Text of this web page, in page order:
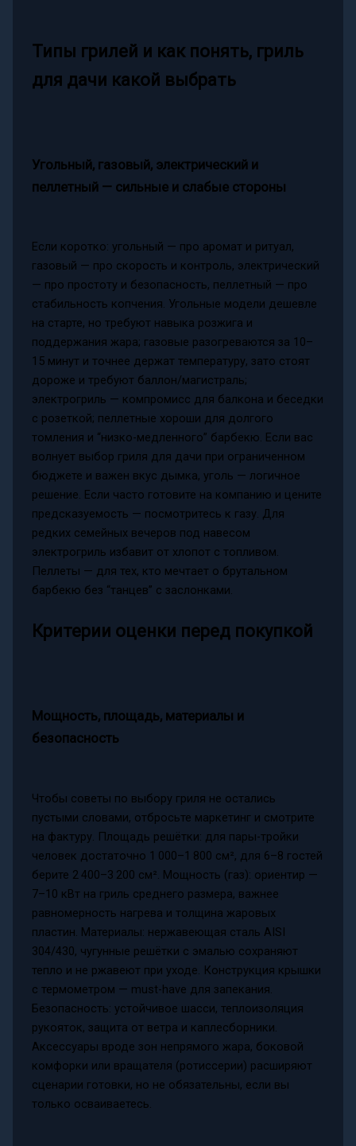
Типы грилей и как понять, гриль
для дачи какой выбрать
Угольный, газовый, электрический и
пеллетный — сильные и слабые стороны
Если коротко: угольный — про аромат и ритуал,
газовый — про скорость и контроль, электрический
— про простоту и безопасность, пеллетный — про
стабильность копчения. Угольные модели дешевле
на старте, но требуют навыка розжига и
поддержания жара; газовые разогреваются за 10–
15 минут и точнее держат температуру, зато стоят
дороже и требуют баллон/магистраль;
электрогриль — компромисс для балкона и беседки
с розеткой; пеллетные хороши для долгого
томления и “низко-медленного” барбекю. Если вас
волнует выбор гриля для дачи при ограниченном
бюджете и важен вкус дымка, уголь — логичное
решение. Если часто готовите на компанию и цените
предсказуемость — посмотритесь к газу. Для
редких семейных вечеров под навесом
электрогриль избавит от хлопот с топливом.
Пеллеты — для тех, кто мечтает о брутальном
барбекю без “танцев” с заслонками.
Критерии оценки перед покупкой
Мощность, площадь, материалы и
безопасность
Чтобы советы по выбору гриля не остались
пустыми словами, отбросьте маркетинг и смотрите
на фактуру. Площадь решётки: для пары-тройки
человек достаточно 1 000–1 800 см², для 6–8 гостей
берите 2 400–3 200 см². Мощность (газ): ориентир —
7–10 кВт на гриль среднего размера, важнее
равномерность нагрева и толщина жаровых
пластин. Материалы: нержавеющая сталь AISI
304/430, чугунные решётки с эмалью сохраняют
тепло и не ржавеют при уходе. Конструкция крышки
с термометром — must-have для запекания.
Безопасность: устойчивое шасси, теплоизоляция
рукояток, защита от ветра и каплесборники.
Аксессуары вроде зон непрямого жара, боковой
комфорки или вращателя (ротиссерии) расширяют
сценарии готовки, но не обязательны, если вы
только осваиваетесь.